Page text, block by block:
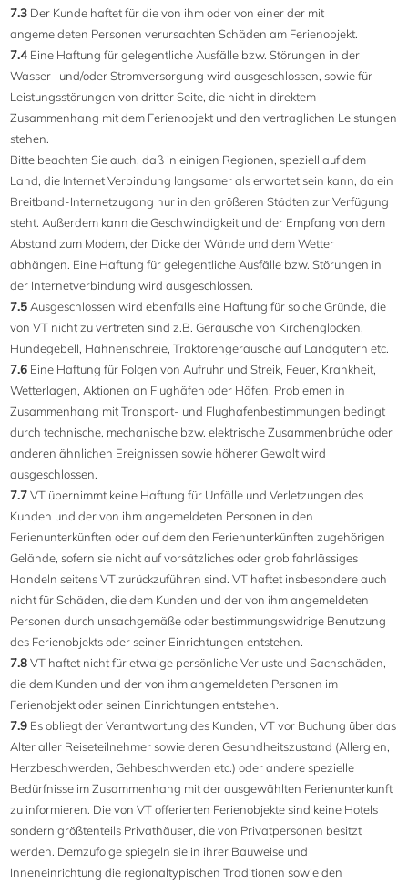
7.3 Der Kunde haftet für die von ihm oder von einer der mit
angemeldeten Personen verursachten Schäden am Ferienobjekt.
7.4 Eine Haftung für gelegentliche Ausfälle bzw. Störungen in der
Wasser- und/oder Stromversorgung wird ausgeschlossen, sowie für
Leistungsstörungen von dritter Seite, die nicht in direktem
Zusammenhang mit dem Ferienobjekt und den vertraglichen Leistungen
stehen.
Bitte beachten Sie auch, daß in einigen Regionen, speziell auf dem
Land, die Internet Verbindung langsamer als erwartet sein kann, da ein
Breitband-Internetzugang nur in den größeren Städten zur Verfügung
steht. Außerdem kann die Geschwindigkeit und der Empfang von dem
Abstand zum Modem, der Dicke der Wände und dem Wetter
abhängen. Eine Haftung für gelegentliche Ausfälle bzw. Störungen in
der Internetverbindung wird ausgeschlossen.
7.5 Ausgeschlossen wird ebenfalls eine Haftung für solche Gründe, die
von VT nicht zu vertreten sind z.B. Geräusche von Kirchenglocken,
Hundegebell, Hahnenschreie, Traktorengeräusche auf Landgütern etc.
7.6 Eine Haftung für Folgen von Aufruhr und Streik, Feuer, Krankheit,
Wetterlagen, Aktionen an Flughäfen oder Häfen, Problemen in
Zusammenhang mit Transport- und Flughafenbestimmungen bedingt
durch technische, mechanische bzw. elektrische Zusammenbrüche oder
anderen ähnlichen Ereignissen sowie höherer Gewalt wird
ausgeschlossen.
7.7VT übernimmt keine Haftung für Unfälle und Verletzungen des
Kunden und der von ihm angemeldeten Personen in den
Ferienunterkünften oder auf dem den Ferienunterkünften zugehörigen
Gelände, sofern sie nicht auf vorsätzliches oder grob fahrlässiges
Handeln seitens VT zurückzuführen sind. VT haftet insbesondere auch
nicht für Schäden, die dem Kunden und der von ihm angemeldeten
Personen durch unsachgemäße oder bestimmungswidrige Benutzung
des Ferienobjekts oder seiner Einrichtungen entstehen.
7.8VT haftet nicht für etwaige persönliche Verluste und Sachschäden,
die dem Kunden und der von ihm angemeldeten Personen im
Ferienobjekt oder seinen Einrichtungen entstehen.
7.9 Es obliegt der Verantwortung des Kunden, VT vor Buchung über das
Alter aller Reiseteilnehmer sowie deren Gesundheitszustand (Allergien,
Herzbeschwerden, Gehbeschwerden etc.) oder andere spezielle
Bedürfnisse im Zusammenhang mit der ausgewählten Ferienunterkunft
zu informieren. Die von VT offerierten Ferienobjekte sind keine Hotels
sondern größtenteils Privathäuser, die von Privatpersonen besitzt
werden. Demzufolge spiegeln sie in ihrer Bauweise und
Inneneinrichtung die regionaltypischen Traditionen sowie den